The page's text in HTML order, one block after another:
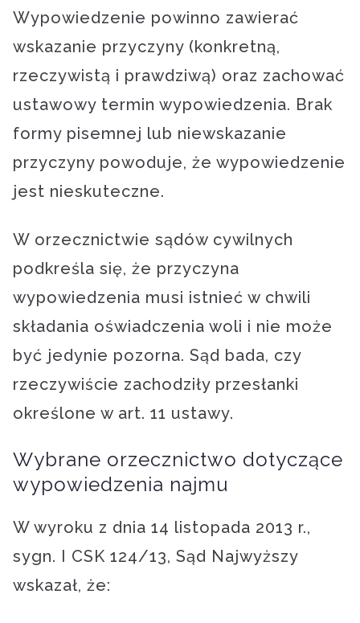
Wypowiedzenie powinno zawierać
wskazanie przyczyny (konkretną,
rzeczywistą i prawdziwą) oraz zachować
ustawowy termin wypowiedzenia. Brak
formy pisemnej lub niewskazanie
przyczyny powoduje, że wypowiedzenie
jest nieskuteczne.
W orzecznictwie sądów cywilnych
podkreśla się, że przyczyna
wypowiedzenia musi istnieć w chwili
składania oświadczenia woli i nie może
być jedynie pozorna. Sąd bada, czy
rzeczywiście zachodziły przesłanki
określone w art. 11 ustawy.
Wybrane orzecznictwo dotyczące
wypowiedzenia najmu
W wyroku z dnia 14 listopada 2013 r.,
sygn. I CSK 124/13, Sąd Najwyższy
wskazał, że: